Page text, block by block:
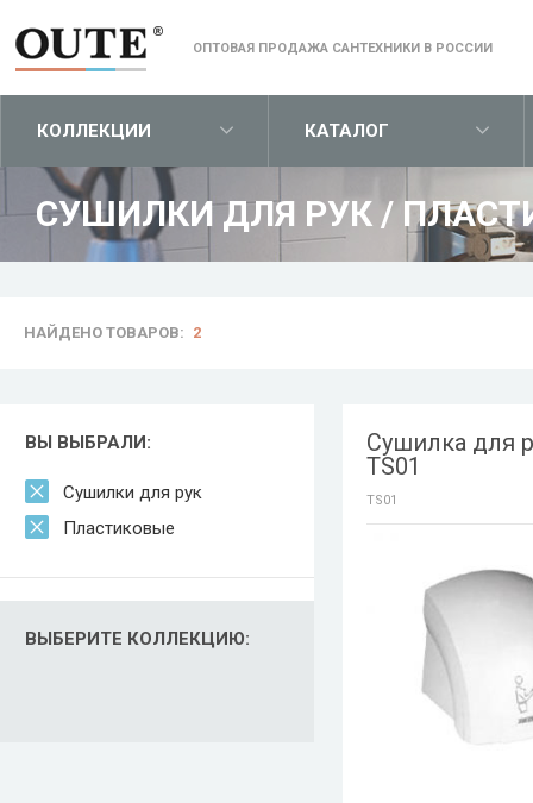
ОПТОВАЯ ПРОДАЖА САНТЕХНИКИ В РОССИИ
КОЛЛЕКЦИИ КАТАЛОГ
СУШИЛКИ ДЛЯ РУК /
НАЙДЕНО ТОВАРОВ: 2
ВЫ ВЫБРАЛИ:
Сушилки для рук
Пластиковые
ВЫБЕРИТЕ КОЛЛЕКЦИЮ:
Сушилка для
TS01
TS01